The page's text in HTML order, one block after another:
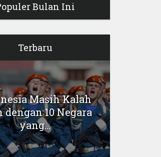
Bulan Ini
Terbaru
Masih Kalah
dengan 10 Negara
yang...